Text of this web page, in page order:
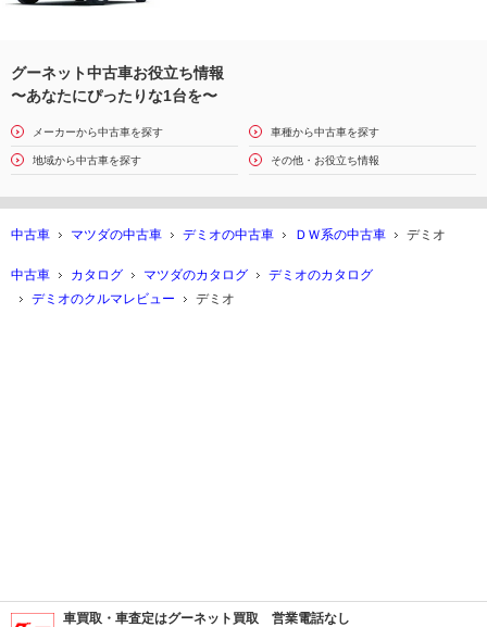
グーネット中古車お役立ち情報
〜あなたにぴったりな1台を〜
メーカーから中古車を探す 車種から中古車を探す
地域から中古車を探す その他・お役立ち情報
中古車 マツダの中古車 デミオの中古車 ＤＷ系の中古車 デミオ
中古車 カタログ マツダのカタログ
デミオのカタログ
デミオのクルマレビュー
デミオ
車買取・車査定はグーネット買取 営業電話なし